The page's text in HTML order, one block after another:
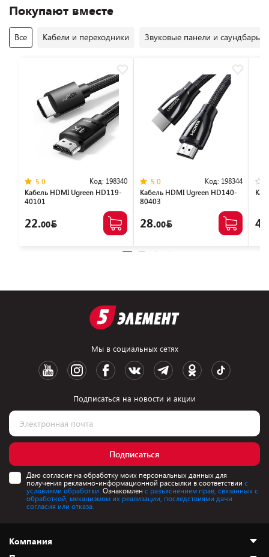
Покупают вместе
Все Кабели и переходники Звуковые панели и саундбары
5.0 Код: 198340
Кабель HDMI Ugreen HD119-
40101
22.00
5.0 Код: 198344
Кабель HDMI Ugreen HD140-
80403
28.00
Мы в социальных сетях
Подписаться на новости и акции
Подписаться
Даю согласие на обработку моих персональных данных для
получения рекламно-информационной рассылки в соответствии с
условиями обработки. Ознакомлен с разъяснением прав, связанных с
обработкой, механизмом их реализации, последствиями дачи
согласия или отказа.
Компания